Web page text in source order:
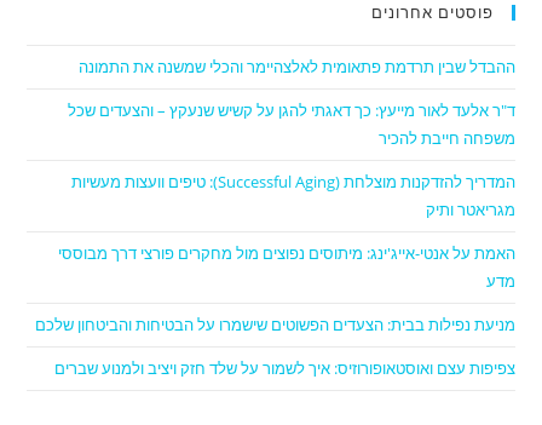
פוסטים אחרונים
ההבדל שבין תרדמת פתאומית לאלצהיימר והכלי שמשנה את התמונה
ד"ר אלעד לאור מייעץ: כך דאגתי להגן על קשיש שנעקץ – והצעדים שכל
משפחה חייבת להכיר
המדריך להזדקנות מוצלחת (Successful Aging): טיפים וועצות מעשיות
מגריאטר ותיק
האמת על אנטי-אייג'ינג: מיתוסים נפוצים מול מחקרים פורצי דרך מבוססי
מדע
מניעת נפילות בבית: הצעדים הפשוטים שישמרו על הבטיחות והביטחון שלכם
צפיפות עצם ואוסטאופורוזיס: איך לשמור על שלד חזק ויציב ולמנוע שברים